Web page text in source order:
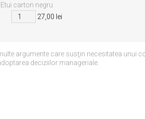
Etui carton negru
27,00 lei
argumente care susţin necesitatea unui
deciziilor manageriale.